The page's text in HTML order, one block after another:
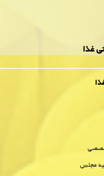
غذا
مجلس